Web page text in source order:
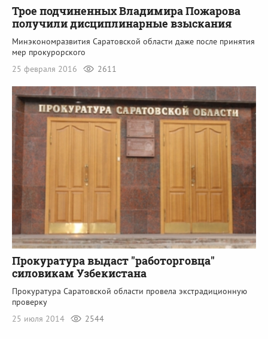
Трое подчиненных Владимира Пожарова
получили дисциплинарные взыскания
Минэкономразвития Саратовской области даже после принятия
мер прокурорского
25 февраля 2016
2611
Прокуратура выдаст "работорговца"
силовикам Узбекистана
Прокуратура Саратовской области провела экстрадиционную
проверку
25 июля 2014
2544